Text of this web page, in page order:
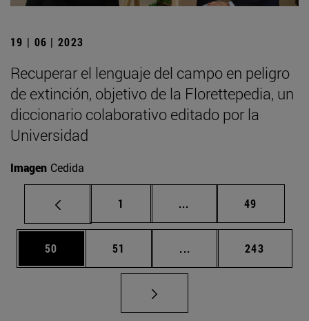
19 | 06 | 2023
Recuperar el lenguaje del campo en peligro
de extinción, objetivo de la Florettepedia, un
diccionario colaborativo editado por la
Universidad
Imagen Cedida
Página
1 ... Páginas intermedias
Página
49
Página
50 Página
51 ... Páginas intermedias
Página
243